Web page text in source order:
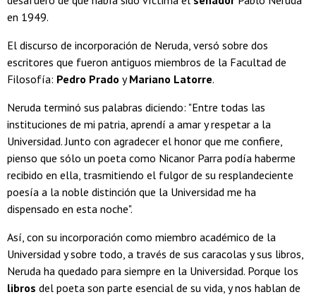
en 1949.
El discurso de incorporación de Neruda, versó sobre dos
escritores que fueron antiguos miembros de la Facultad de
Filosofía: Pedro Prado yMariano Latorre.
Neruda terminó sus palabras diciendo: "Entre todas las
instituciones de mi patria, aprendí a amar y respetar a la
Universidad. Junto con agradecer el honor que me confiere,
pienso que sólo un poeta como Nicanor Parra podía haberme
recibido en ella, trasmitiendo el fulgor de su resplandeciente
poesía a la noble distinción que la Universidad me ha
dispensado en esta noche".
Así, con su incorporación como miembro académico de la
Universidad y sobre todo, a través de sus caracolas y sus libros,
Neruda ha quedado para siempre en la Universidad. Porque los
libros del poeta son parte esencial de su vida, y nos hablan de